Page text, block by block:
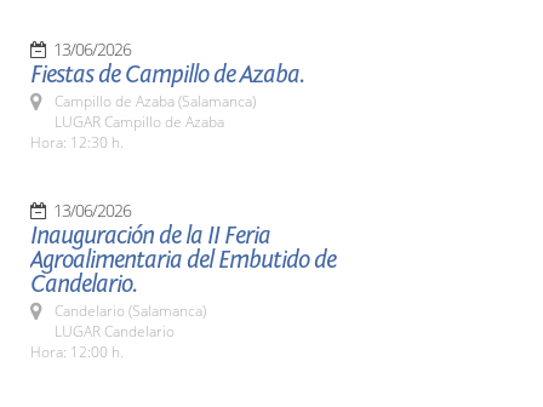
13/06/2026
Fiestas de Campillo de Azaba.
Campillo de Azaba (Salamanca)
LUGAR Campillo de Azaba
Hora: 12:30 h.
13/06/2026
Inauguración de la II Feria
Agroalimentaria del Embutido de
Candelario.
Candelario (Salamanca)
LUGAR Candelario
Hora: 12:00 h.